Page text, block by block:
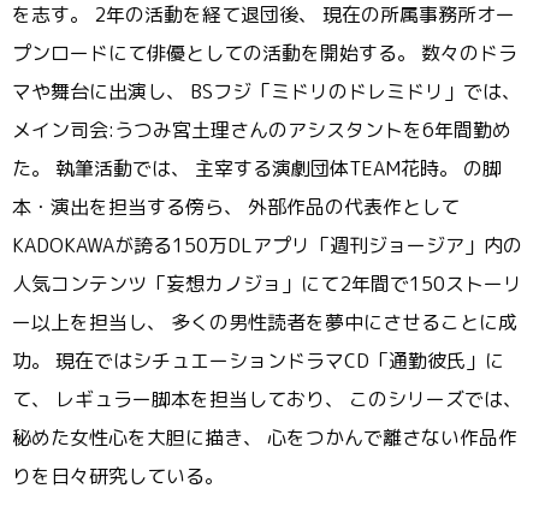
を志す。 2年の活動を経て退団後、 現在の所属事務所オー
プンロードにて俳優としての活動を開始する。 数々のドラ
マや舞台に出演し、 BSフジ「ミドリのドレミドリ」では、
メイン司会:うつみ宮土理さんのアシスタントを6年間勤め
た。 執筆活動では、 主宰する演劇団体TEAM花時。 の脚
本・演出を担当する傍ら、 外部作品の代表作として
KADOKAWAが誇る150万DLアプリ「週刊ジョージア」内の
人気コンテンツ「妄想カノジョ」 にて2年間で150ストーリ
ー以上を担当し、 多くの男性読者を夢中にさせることに成
功。 現在ではシチュエーションドラマCD「通勤彼氏」に
て、 レギュラー脚本を担当しており、 このシリーズでは、
秘めた女性心を大胆に描き、 心をつかんで離さない作品作
りを日々研究している。